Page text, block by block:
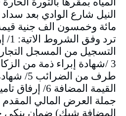
مائة وخمسون الف جنية
ترد
طرف من
جملة العرض المالي
المضافة شيك) ضمان